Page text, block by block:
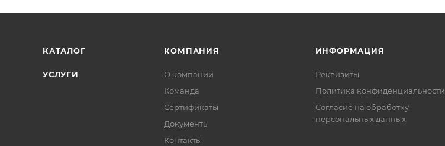
КАТАЛОГ
УСЛУГИ
КОМПАНИЯ
О компании
Команда
Сертификаты
Документы
Контакты
ИНФОРМАЦИЯ
Реквизиты
Политика конфиденциальности
Cогласие на обработку
персональных данных